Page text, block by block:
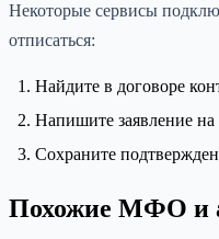
Некоторые сервисы
отписаться:
Найдите в договоре
Напишите заявление
Сохраните
Похожие МФО и